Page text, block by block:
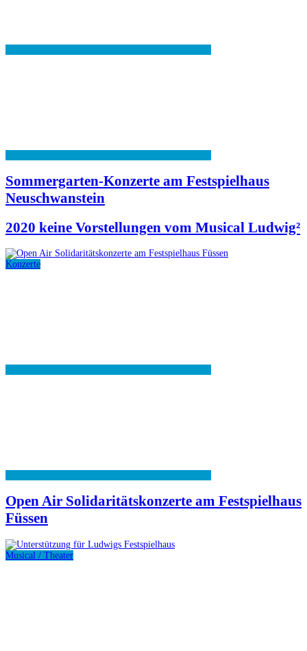
Sommergarten-Konzerte am Festspielhaus
Neuschwanstein
2020 keine Vorstellungen vom Musical Ludwig²
Konzerte
Open Air Solidaritätskonzerte am Festspielhaus
Füssen
Musical / Theater